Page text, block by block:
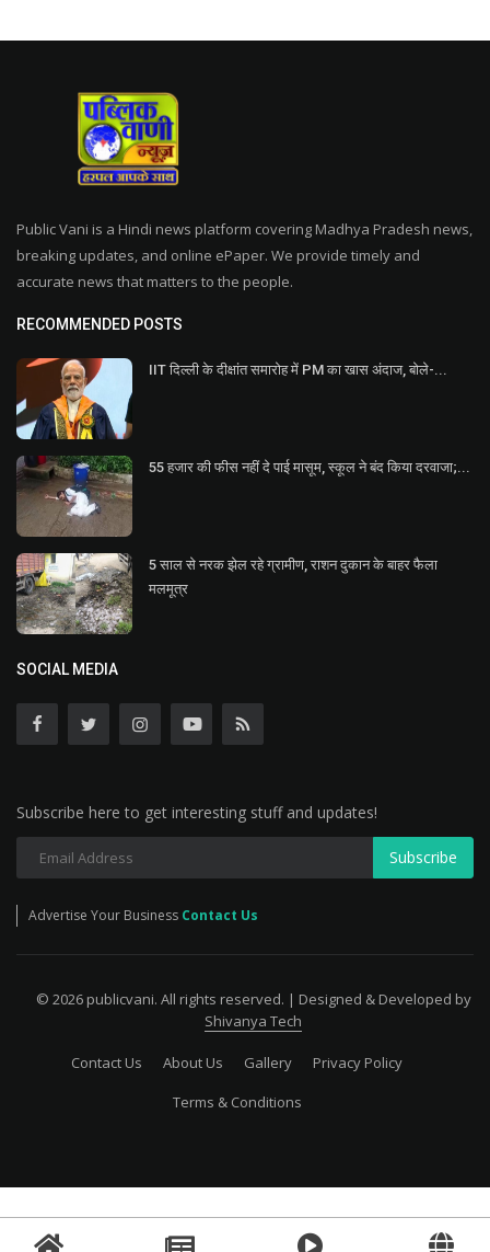
Public Vani is a Hindi news platform covering Madhya Pradesh news,
breaking updates, and online ePaper. We provide timely and
accurate news that matters to the people.
RECOMMENDED POSTS
IIT दिल्ली के दीक्षांत समारोह में PM का खास अंदाज, बोले-...
55 हजार की फीस नहीं दे पाई मासूम, स्कूल ने बंद किया दरवाजा;...
5 साल से नरक झेल रहे ग्रामीण, राशन दुकान के बाहर फैला
मलमूत्र
SOCIAL MEDIA
Subscribe here to get interesting stuff and updates!
Subscribe
Advertise Your Business Contact Us
© 2026 publicvani. All rights reserved. | Designed & Developed by
Shivanya Tech
Contact Us About Us Gallery
Privacy Policy
Terms & Conditions